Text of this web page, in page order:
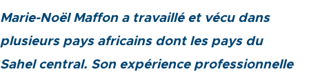
Marie-Noël Maffon a travaillé et vécu dans
plusieurs pays africains dont les pays du
Sahel central. Son expérience professionnelle